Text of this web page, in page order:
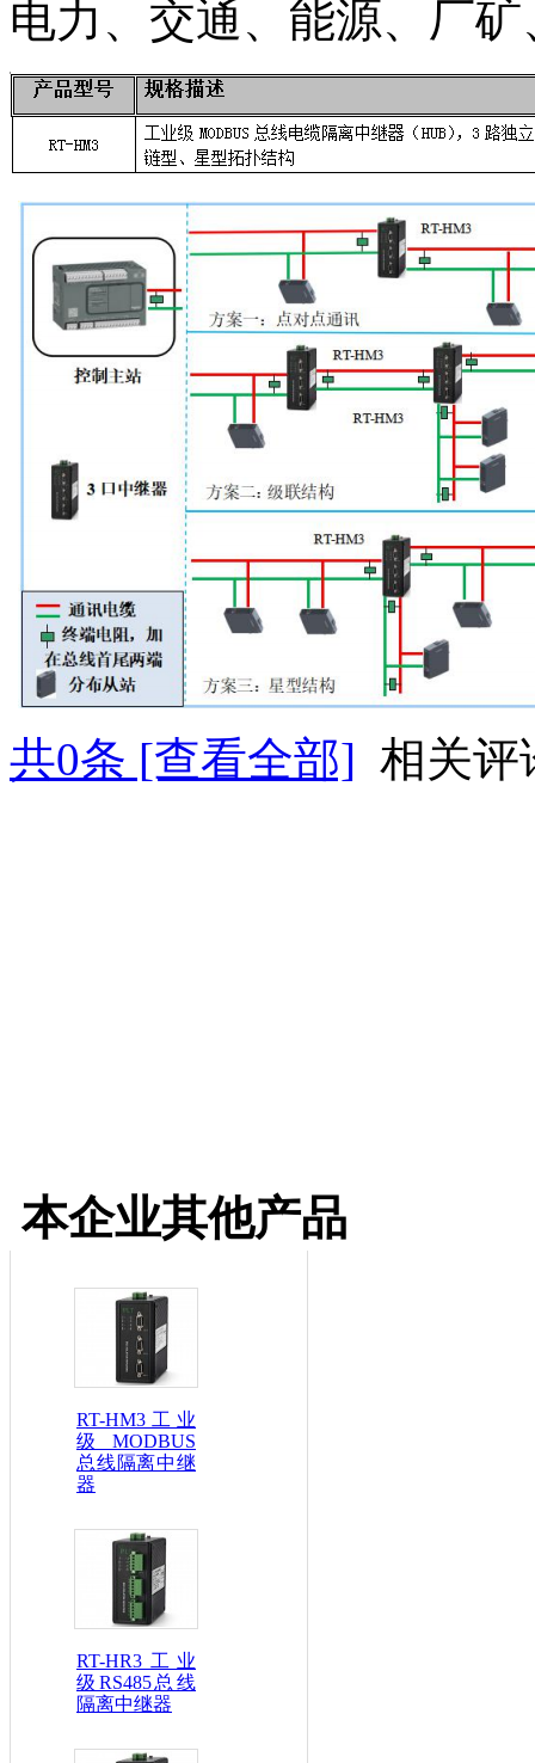
电力、交通、能源、厂
共0条 [查看全部] 相关评
本企业其他产品
RT-HM3工业
级MODBUS
总线隔离中继
器
RT-HR3工业
级RS485总线
隔离中继器